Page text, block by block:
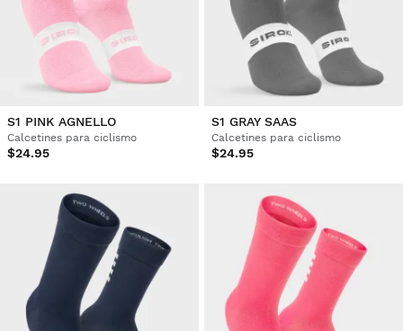
S1 PINK AGNELLO
Calcetines para ciclismo
$24.95
S1 GRAY SAAS
Calcetines para ciclismo
$24.95